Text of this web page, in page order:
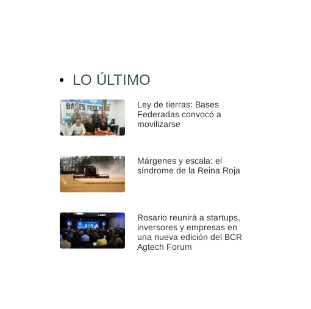
LO ÚLTIMO
Ley de tierras: Bases
Federadas convocó a
movilizarse
Márgenes y escala: el
síndrome de la Reina Roja
Rosario reunirá a startups,
inversores y empresas en
una nueva edición del BCR
Agtech Forum